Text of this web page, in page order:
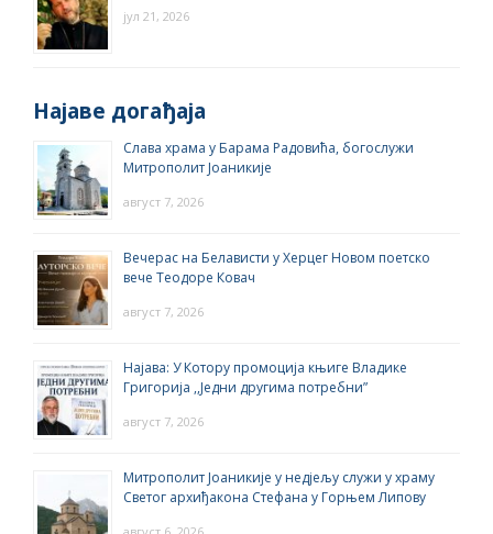
јул 21, 2026
Најаве догађаја
Слава храма у Барама Радовића, богослужи
Митрополит Јоаникије
август 7, 2026
Вечерас на Белависти у Херцег Новом поетско
вече Теодоре Ковач
август 7, 2026
Најава: У Котору промоција књиге Владике
Григорија ,,Једни другима потребни”
август 7, 2026
Митрополит Јоаникије у недјељу служи у храму
Светог архиђакона Стефана у Горњем Липову